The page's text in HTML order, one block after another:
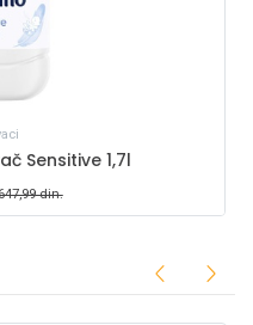
Sensitive 1,7l
din.